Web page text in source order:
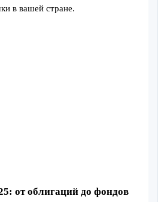
в вашей стране.
от облигаций до фондов